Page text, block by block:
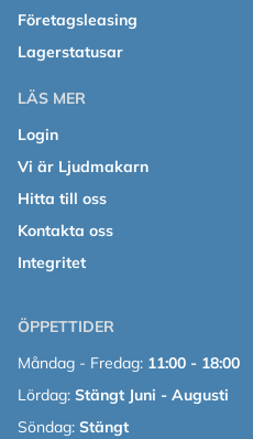
Företagsleasing
Lagerstatusar
LÄS MER
Login
Vi är Ljudmakarn
Hitta till oss
Kontakta oss
Integritet
ÖPPETTIDER
Måndag - Fredag: 11:00 - 18:00
Lördag: Stängt Juni - Augusti
Söndag: Stängt